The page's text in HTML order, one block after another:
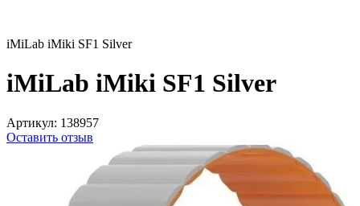
iMiLab iMiki SF1 Silver
iMiLab iMiki SF1 Silver
Артикул: 138957
Оставить отзыв